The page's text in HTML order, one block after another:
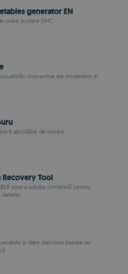
generator EN
orare școlare GHC
interactive ale modelelor și
ți abilitățile de tastare
Recovery Tool
este o soluție completă pentru
datelor
și date statistice bazate pe